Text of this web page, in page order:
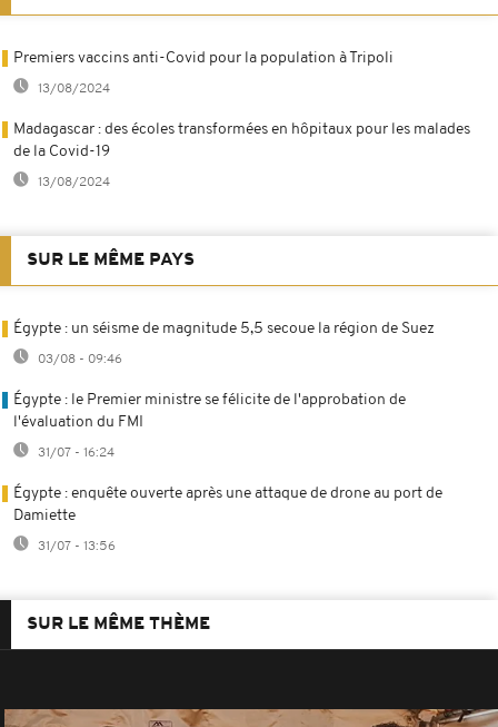
Premiers vaccins anti-Covid pour la population à Tripoli
13/08/2024
Madagascar : des écoles transformées en hôpitaux pour les malades
de la Covid-19
13/08/2024
SUR LE MÊME PAYS
Égypte : un séisme de magnitude 5,5 secoue la région de Suez
03/08 - 09:46
Égypte : le Premier ministre se félicite de l'approbation de
l'évaluation du FMI
31/07 - 16:24
Égypte : enquête ouverte après une attaque de drone au port de
Damiette
31/07 - 13:56
SUR LE MÊME THÈME